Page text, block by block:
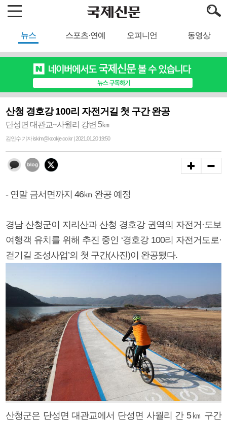
뉴스 스포츠·연예 오피니언 동영상
산청 경호강 100리 자전거길 첫 구간 완공
단성면 대관교~사월리 강변 5㎞
김인수 기자 iskim@kookje.co.kr | 2021.01.20 19:50
- 연말 금서면까지 46㎞ 완공 예정
경남 산청군이 지리산과 산청 경호강 권역의 자전거·도보
여행객 유치를 위해 추진 중인 ‘경호강 100리 자전거도로·
걷기길 조성사업’의 첫 구간(사진)이 완공됐다.
산청군은 단성면 대관교에서 단성면 사월리 간 5㎞ 구간